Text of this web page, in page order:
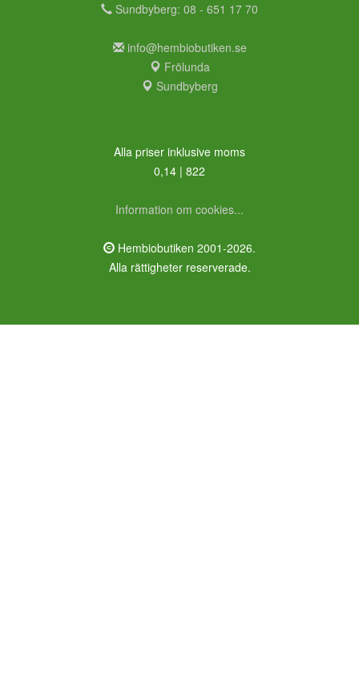
Sundbyberg: 08 - 651 17 70
info@hembiobutiken.se
Frölunda
Sundbyberg
Alla priser inklusive moms
0,14 | 822
Information om cookies...
Hembiobutiken 2001-2026.
Alla rättigheter reserverade.